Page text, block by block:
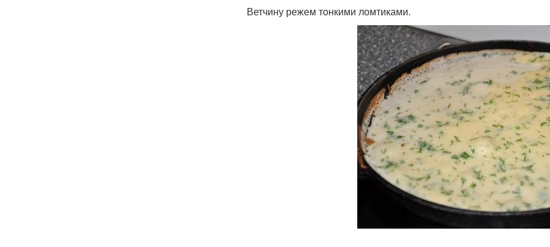
Ветчину режем тонкими ломтиками.